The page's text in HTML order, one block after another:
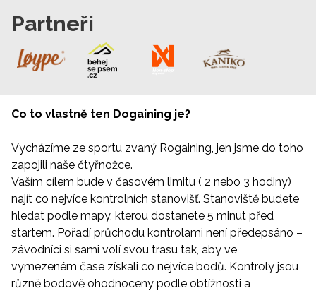
Partneři
Co to vlastně ten Dogaining je?
Vycházíme ze sportu zvaný Rogaining, jen jsme do toho
zapojili naše čtyřnožce.
Vaším cílem bude v časovém limitu ( 2 nebo 3 hodiny)
najít co nejvíce kontrolních stanovišť. Stanoviště budete
hledat podle mapy, kterou dostanete 5 minut před
startem. Pořadí průchodu kontrolami není předepsáno –
závodníci si sami volí svou trasu tak, aby ve
vymezeném čase získali co nejvíce bodů. Kontroly jsou
různě bodově ohodnoceny podle obtížnosti a